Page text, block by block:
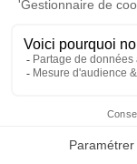
Faire-part
vendredi
Église de
Rue